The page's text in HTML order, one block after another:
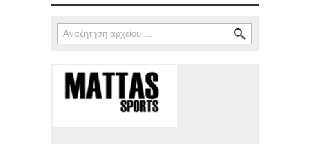
Φόρμα αναζήτησης
Αναζήτηση